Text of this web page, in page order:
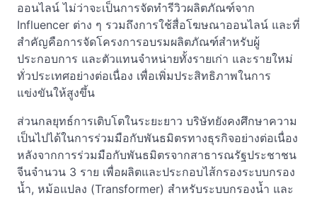
ออนไลน์ ไม่ว่าจะเป็นการจัดทำรีวิวผลิตภัณฑ์จาก
Influencer ต่าง ๆ รวมถึงการใช้สื่อโฆษณาออนไลน์ และที่
สำคัญคือการจัดโครงการอบรมผลิตภัณฑ์สำหรับผู้
ประกอบการ และตัวแทนจำหน่ายทั้งรายเก่า และรายใหม่
ทั่วประเทศอย่างต่อเนื่อง เพื่อเพิ่มประสิทธิภาพในการ
แข่งขันให้สูงขึ้น
ส่วนกลยุทธ์การเติบโตในระยะยาว บริษัทยังคงศึกษาความ
เป็นไปได้ในการร่วมมือกับพันธมิตรทางธุรกิจอย่างต่อเนื่อง
หลังจากการร่วมมือกับพันธมิตรจากสาธารณรัฐประชาชน
จีนจำนวน 3 ราย เพื่อผลิตและประกอบไส้กรองระบบกรอง
น้ำ, หม้อแปลง (Transformer) สำหรับระบบกรองน้ำ และ